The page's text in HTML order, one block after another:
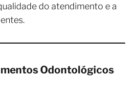
do atendimento e a
Odontológicos